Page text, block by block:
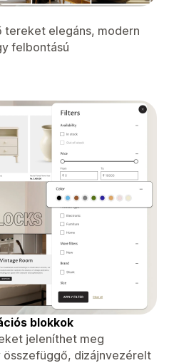
tereket elegáns, modern
felbontású
blokkok
jeleníthet meg
dizájnvezérelt